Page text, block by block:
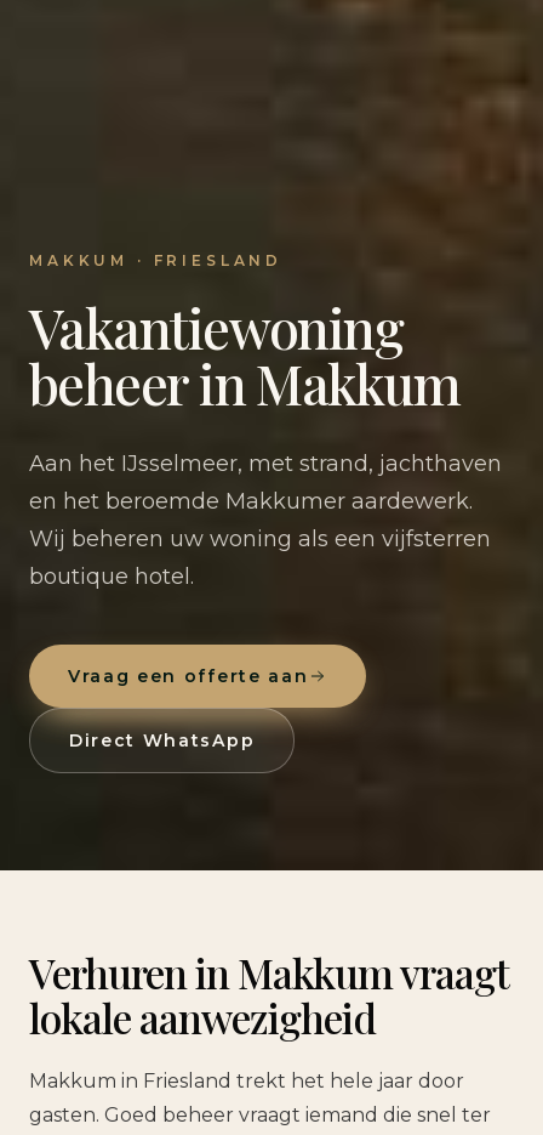
MAKKUM · FRIESLAND
Vakantiewoning
beheer in Makkum
Aan het IJsselmeer, met strand, jachthaven
en het beroemde Makkumer aardewerk.
Wij beheren uw woning als een vijfsterren
boutique hotel.
Vraag een offerte aan
Direct WhatsApp
Verhuren in Makkum vraagt
lokale aanwezigheid
Makkum in Friesland trekt het hele jaar door
gasten. Goed beheer vraagt iemand die snel ter